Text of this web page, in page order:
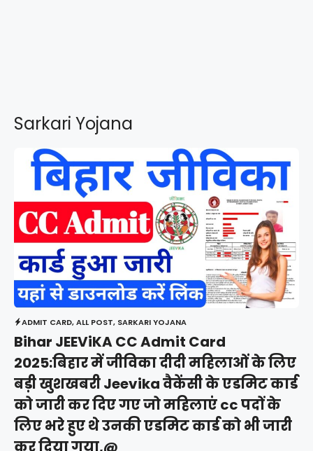
Sarkari Yojana
ADMIT CARD,ALL POST, SARKARI YOJANA
Bihar JEEViKA CC Admit Card
2025:बिहार में जीविका दीदी महिलाओं के लिए
बड़ी खुशखबरी Jeevika वैकेंसी के एडमिट कार्ड
को जारी कर दिए गए जो महिलाएं cc पदों के
लिए भरे हुए थे उनकी एडमिट कार्ड को भी जारी
कर दिया गया,@